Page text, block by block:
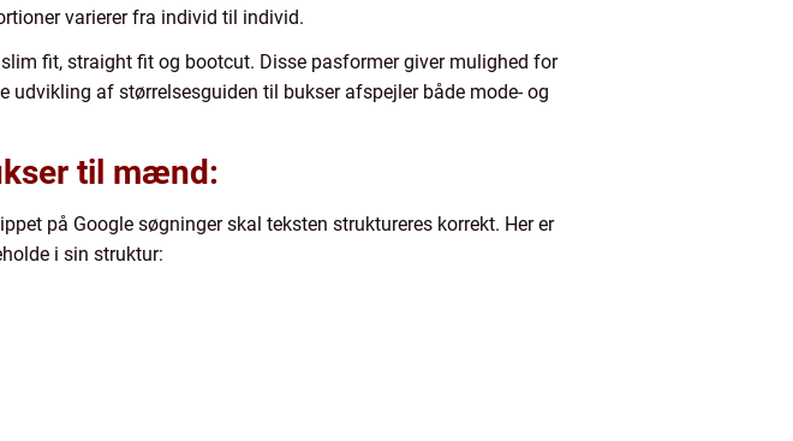
varierer fra individ til individ.
fit, straight fit og bootcut. Disse pasformer giver mulighed for
af størrelsesguiden til bukser afspejler både mode- og
til mænd:
på Google søgninger skal teksten struktureres korrekt. Her er
i sin struktur: